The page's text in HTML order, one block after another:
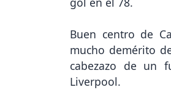
Buen centro de
mucho demérito
cabezazo de un
Liverpool.